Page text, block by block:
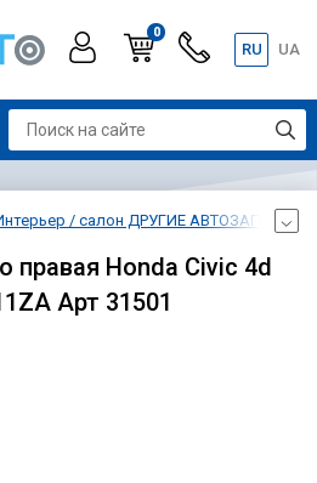
0
RU UA
/ салон ДРУГИЕ АВТОЗАПЧАСТИ
правая Honda Civic 4d
Арт 31501